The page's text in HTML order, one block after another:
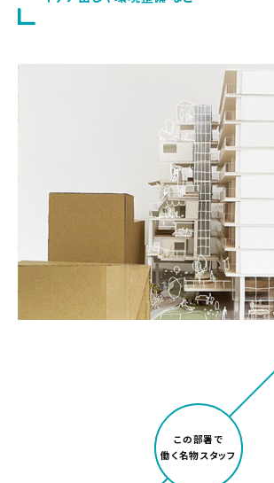
この部署で
働く名物スタッフ